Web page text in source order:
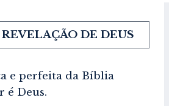
DE DEUS
e perfeita da Bíblia
é Deus.